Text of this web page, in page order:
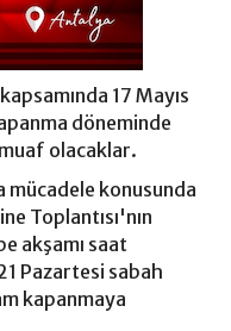
17 Mayıs
döneminde
muaf olacaklar.
mücadele konusunda
Toplantısı'nın
akşamı saat
Pazartesi sabah
kapanmaya